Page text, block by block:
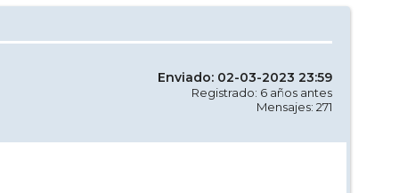
Enviado: 02-03-2023 23:59
Registrado: 6 años antes
Mensajes: 271